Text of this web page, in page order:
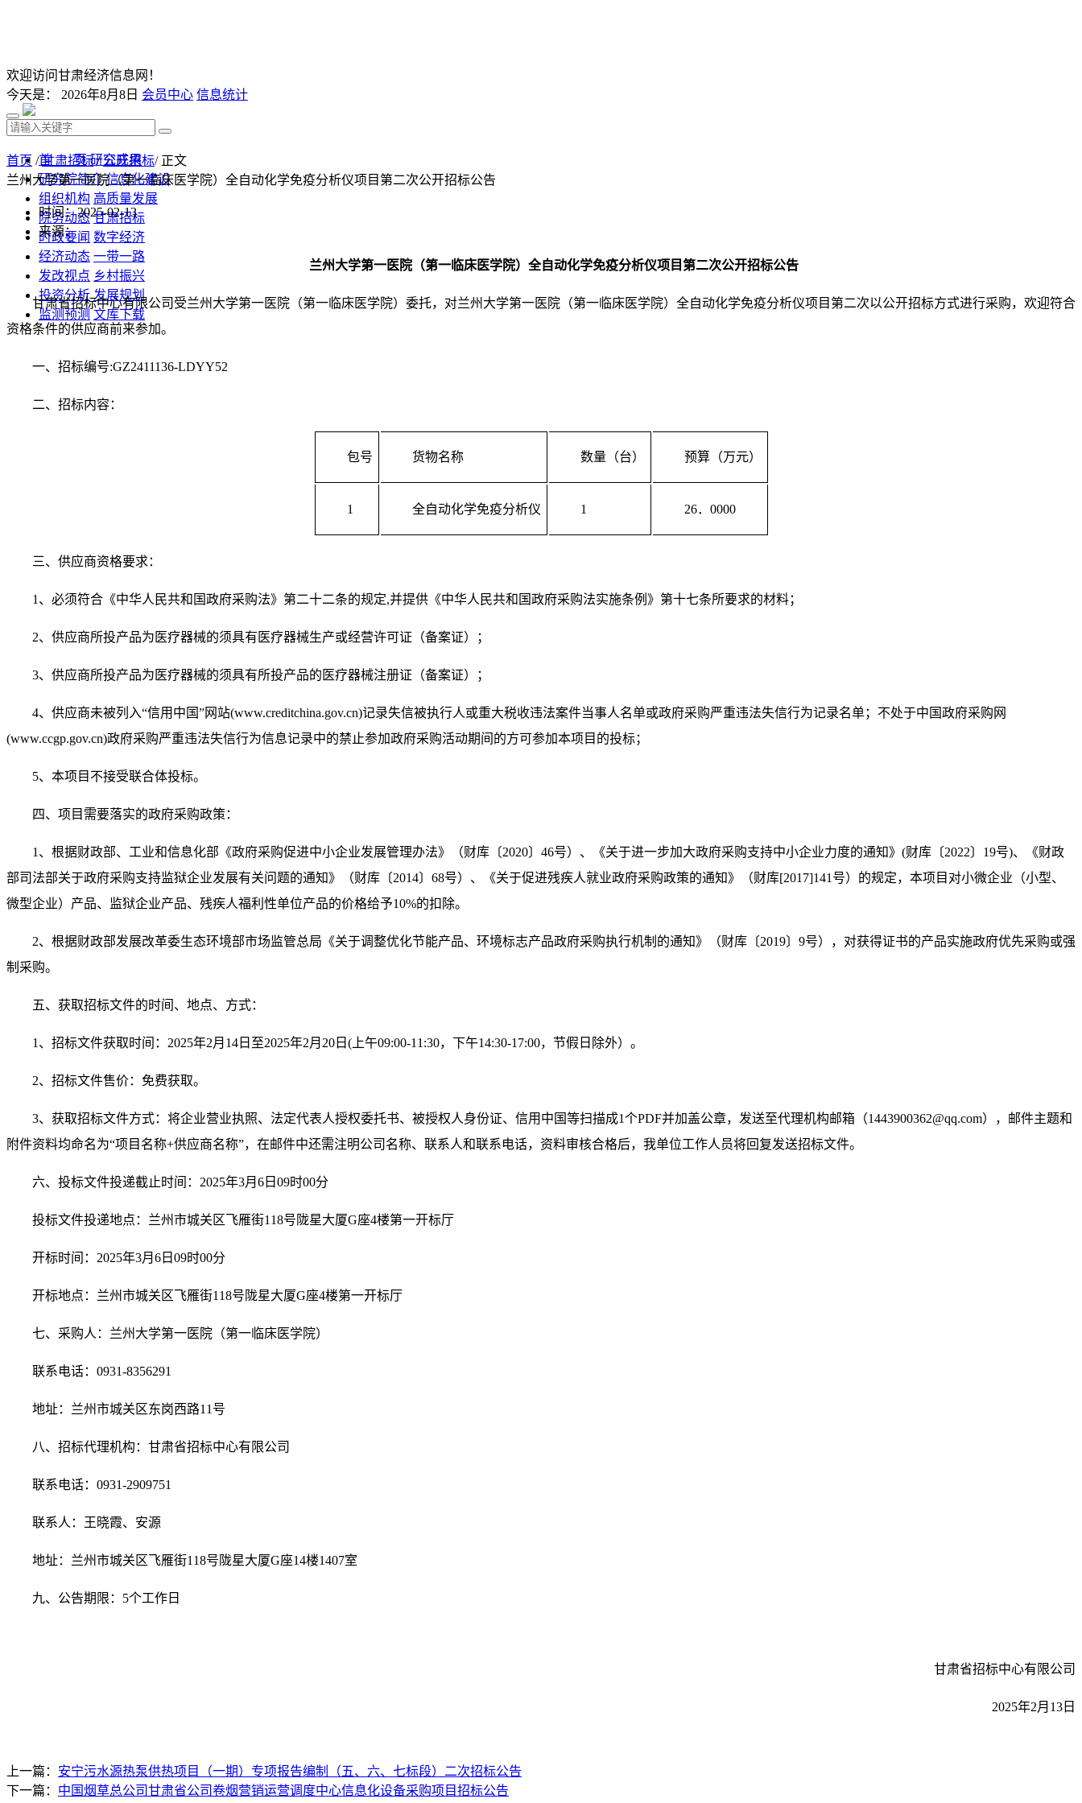
欢迎访问甘肃经济信息网！
今天是： 2026年8月8日 会员中心 信息统计
首 页 研究成果
研究院简介 信息化建设
组织机构 高质量发展
院务动态 甘肃招标
时政要闻 数字经济
经济动态 一带一路
发改视点 乡村振兴
投资分析 发展规划
监测预测 文库下载
首页 /甘肃招标/公开招标/ 正文
兰州大学第一医院（第一临床医学院）全自动化学免疫分析仪项目第二次公开招标公告
时间：2025-02-13
来源：
兰州大学第一医院（第一临床医学院）全自动化学免疫分析仪项目第二次公开招标公告
甘肃省招标中心有限公司受兰州大学第一医院（第一临床医学院）委托，对兰州大学第一医院（第一临床医学院）全自动化学免疫分析仪项目第二次以公开招标方式进行采购，欢迎符合
资格条件的供应商前来参加。
一、招标编号:GZ2411136-LDYY52
二、招标内容：
包号 货物名称 数量（台） 预算（万元）
1 全自动化学免疫分析仪 1 26． 0000
三、供应商资格要求：
1 、必须符合《中华人民共和国政府采购法》第二十二条的规定,并提供《中华人民共和国政府采购法实施条例》第十七条所要求的材料；
2、供应商所投产品为医疗器械的须具有医疗器械生产或经营许可证（备案证）；
3、供应商所投产品为医疗器械的须具有所投产品的医疗器械注册证（备案证）；
4、供应商未被列入“信用中国”网站(www.creditchina.gov.cn)记录失信被执行人或重大税收违法案件当事人名单或政府采购严重违法失信行为记录名单；不处于中国政府采购网
(www.ccgp.gov.cn)政府采购严重违法失信行为信息记录中的禁止参加政府采购活动期间的方可参加本项目的投标；
5、本项目不接受联合体投标。
四、项目需要落实的政府采购政策：
1 、根据财政部、工业和信息化部《政府采购促进中小企业发展管理办法》（财库〔2020〕 46号）、《关于进一步加大政府采购支持中小企业力度的通知》 (财库〔2022〕 19号)、《财政
部司法部关于政府采购支持监狱企业发展有关问题的通知》（财库〔2014〕 68号）、《关于促进残疾人就业政府采购政策的通知》（财库[2017]141 号）的规定，本项目对小微企业（小型、
微型企业）产品、监狱企业产品、残疾人福利性单位产品的价格给予10%的扣除。
2、根据财政部发展改革委生态环境部市场监管总局《关于调整优化节能产品、环境标志产品政府采购执行机制的通知》（财库〔2019〕 9号），对获得证书的产品实施政府优先采购或强
制采购。
五、获取招标文件的时间、地点、方式：
1 、招标文件获取时间： 2025年2月 14 日至2025年2月 20 日 ( 上午09:00-11:30，下午14:30-17:00，节假日除外）。
2、招标文件售价：免费获取。
3、获取招标文件方式：将企业营业执照、法定代表人授权委托书、被授权人身份证、信用中国等扫描成1个PDF并加盖公章，发送至代理机构邮箱（1443900362@qq.com），邮件主题和
附件资料均命名为“项目名称+供应商名称”，在邮件中还需注明公司名称、联系人和联系电话，资料审核合格后，我单位工作人员将回复发送招标文件。
六、 投标文件投递截止时间： 2025年3月 6 日 09时00分
投标文件投递地点：兰州市城关区飞雁街118号陇星大厦G座4楼第一开标厅
开标时间： 2025年3月 6 日 09时00分
开标地点：兰州市城关区飞雁街118号陇星大厦G座4楼第一开标厅
七、采购人：兰州大学第一医院（第一临床医学院）
联系电话： 0931-8356291
地址：兰州市城关区东岗西路11 号
八、招标代理机构：甘肃省招标中心有限公司
联系电话： 0931-2909751
联系人：王晓霞、安源
地址：兰州市城关区飞雁街118号陇星大厦G座14楼1407室
九、公告期限： 5个工作日
甘肃省招标中心有限公司
2025年2月 13 日
上一篇： 安宁污水源热泵供热项目（一期）专项报告编制（五、六、七标段）二次招标公告
下一篇： 中国烟草总公司甘肃省公司卷烟营销运营调度中心信息化设备采购项目招标公告